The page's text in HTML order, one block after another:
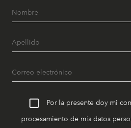
Por la presente doy mi
procesamiento de mis datos